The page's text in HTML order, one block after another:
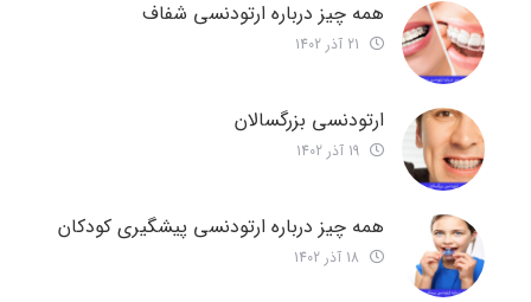
همه چیز درباره ارتودنسی شفاف
ارتودنسی بزرگسالان
همه چیز درباره ارتودنسی پیشگیری کودکان